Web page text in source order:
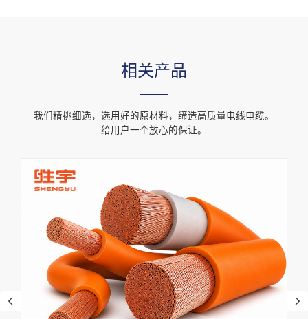
相关产品
我们精挑细选，选用好的原材料，缔造高质量电线电缆。
给用户一个放心的保证。